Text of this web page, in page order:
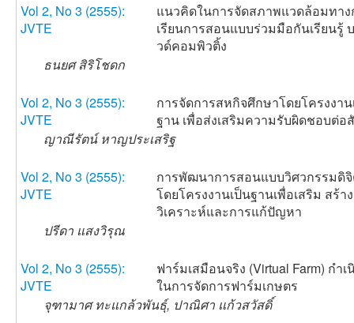
Vol 2, No 3 (2555):
JVTE
แนวคิดในการจัดสภาพแวดล้อมทาง
เรียนการสอนแบบร่วมมือกันเรียนรู้
วด์คอมพิวติ้ง
ธนยศ สิริโชดก
Vol 2, No 3 (2555):
JVTE
การจัดการสหกิจศึกษาโดยโครงงา
ฐาน เพื่อส่งเสริมความรับผิดชอบต่อ
ญาณีรัตน์ หาญประเสริฐ
Vol 2, No 3 (2555):
JVTE
การพัฒนาการสอนแบบวิศวกรรมดิ
โดยโครงงานเป็นฐานเพื่อเสริม สร้า
วิเคราะห์และการแก้ปัญหา
ปรีดา แสงวิรุณ
Vol 2, No 3 (2555):
JVTE
ฟาร์มเสมือนจริง (Virtual Farm) กำ
ในการจัดการฟาร์มเกษตร
จุฑามาศ ทะแกล้วพันธุ์, ปาณิศา แก้วสวัสดิ์